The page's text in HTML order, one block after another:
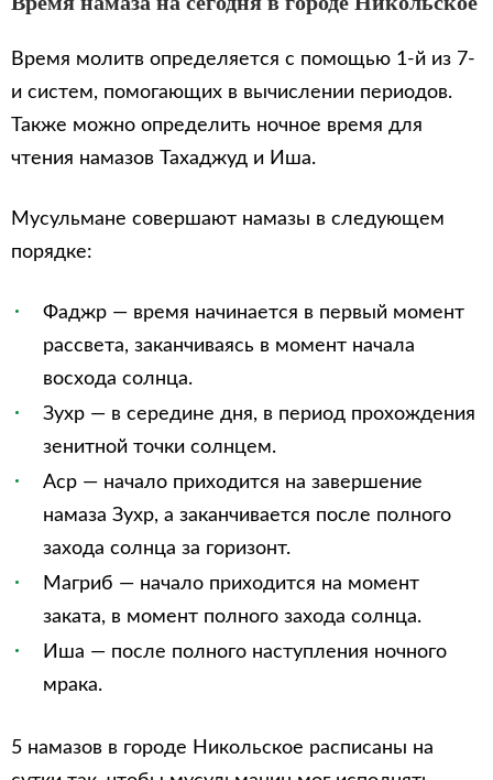
Время молитв определяется с помощью 1-й из 7-
и систем, помогающих в вычислении периодов.
Также можно определить ночное время для
чтения намазов Тахаджуд и Иша.
Мусульмане совершают намазы в следующем
порядке:
Фаджр — время начинается в первый момент
рассвета, заканчиваясь в момент начала
восхода солнца.
Зухр — в середине дня, в период прохождения
зенитной точки солнцем.
Аср — начало приходится на завершение
намаза Зухр, а заканчивается после полного
захода солнца за горизонт.
Магриб — начало приходится на момент
заката, в момент полного захода солнца.
Иша — после полного наступления ночного
мрака.
5 намазов в городе Никольское расписаны на